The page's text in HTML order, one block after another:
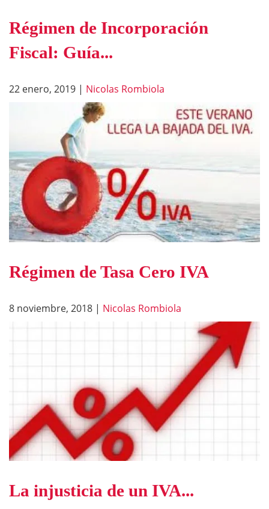
Régimen de Incorporación
Fiscal: Guía...
22 enero, 2019 | Nicolas Rombiola
Régimen de Tasa Cero IVA
8 noviembre, 2018 | Nicolas Rombiola
La injusticia de un IVA...